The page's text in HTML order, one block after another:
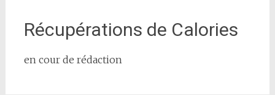
Récupérations de Calories
en cour de rédaction